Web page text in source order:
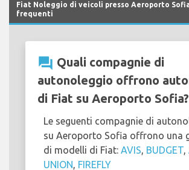
Fiat Noleggio di veicoli presso Aeroporto
frequenti
question_answer Quali compagnie di
autonoleggio offrono
di Fiat su Aeroporto Sofia?
Le seguenti compagnie di
su Aeroporto Sofia offrono una
di modelli di Fiat: AVIS, BUDGET,
UNION, FIREFLY